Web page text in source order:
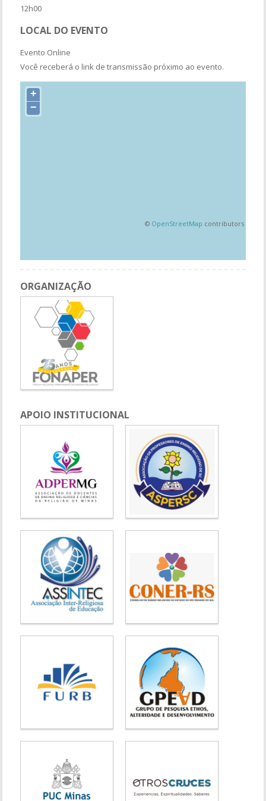
12h00
LOCAL DO EVENTO
Evento Online
Você receberá o link de transmissão próximo ao evento.
+
−
© OpenStreetMap contributors
ORGANIZAÇÃO
APOIO INSTITUCIONAL